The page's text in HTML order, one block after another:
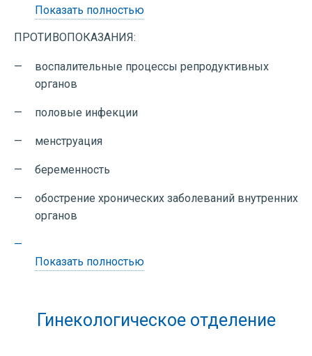
Показать полностью
ПРОТИВОПОКАЗАНИЯ:
воспалительные процессы репродуктивных
органов
половые инфекции
менструация
беременность
обострение хронических заболеваний внутренних
органов
Показать полностью
Гинекологическое отделение